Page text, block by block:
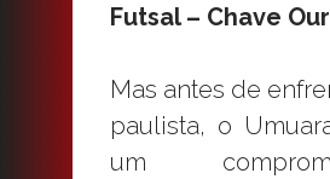
Futsal – Chave
Mas antes de
paulista, o
um